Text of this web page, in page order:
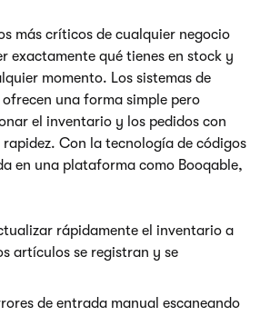
más críticos de cualquier negocio
exactamente qué tienes en stock y
momento. Los sistemas de
una forma simple pero
el inventario y los pedidos con
Con la tecnología de códigos
en una plataforma como Booqable,
rápidamente el inventario a
artículos se registran y se
de entrada manual escaneando